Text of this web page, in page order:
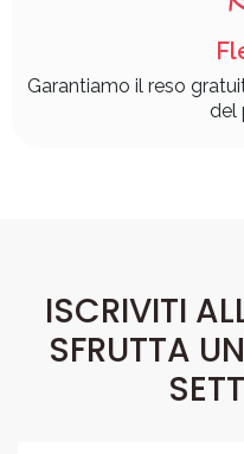
Garantiamo il reso
del
ISCRIVITI
SFRUTTA